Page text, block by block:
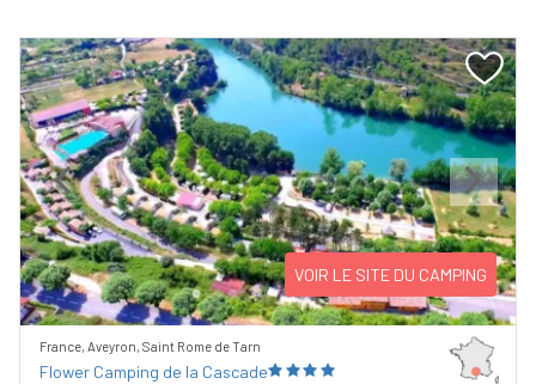
Previous Next
VOIR LE SITE DU CAMPING
France, Aveyron, Saint Rome de Tarn
Flower Camping de la Cascade